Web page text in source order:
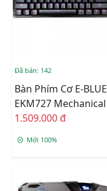
Đã bán: 142
Bàn Phím Cơ E-BLUE
EKM727 Mechanical
1.509.000 đ
Mới 100%